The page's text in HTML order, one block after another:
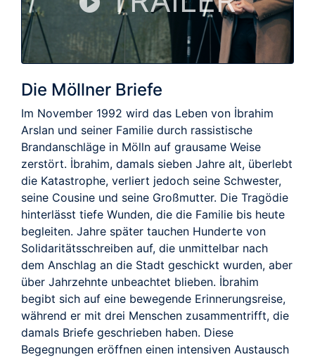
Die Möllner Briefe
Im November 1992 wird das Leben von İbrahim
Arslan und seiner Familie durch rassistische
Brandanschläge in Mölln auf grausame Weise
zerstört. İbrahim, damals sieben Jahre alt, überlebt
die Katastrophe, verliert jedoch seine Schwester,
seine Cousine und seine Großmutter. Die Tragödie
hinterlässt tiefe Wunden, die die Familie bis heute
begleiten. Jahre später tauchen Hunderte von
Solidaritätsschreiben auf, die unmittelbar nach
dem Anschlag an die Stadt geschickt wurden, aber
über Jahrzehnte unbeachtet blieben. İbrahim
begibt sich auf eine bewegende Erinnerungsreise,
während er mit drei Menschen zusammentrifft, die
damals Briefe geschrieben haben. Diese
Begegnungen eröffnen einen intensiven Austausch